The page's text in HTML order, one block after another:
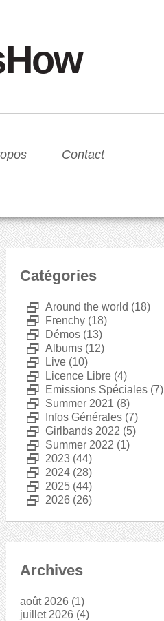
Contact
Catégories
D Around the world (18)
D Frenchy (18)
D Démos (13)
D Albums (12)
D Live (10)
D Licence Libre (4)
D Emissions Spéciales (7)
D Summer 2021 (8)
D Infos Générales (7)
D Girlbands 2022 (5)
D Summer 2022 (1)
D 2023 (44)
D 2024 (28)
D 2025 (44)
D 2026 (26)
Archives
août 2026 (1)
juillet 2026 (4)